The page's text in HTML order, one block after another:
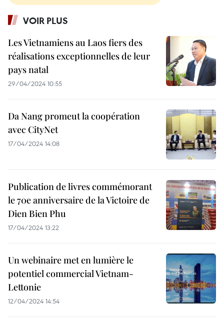
VOIR PLUS
Les Vietnamiens au Laos fiers des
réalisations exceptionnelles de leur
pays natal
29/04/2024 10:55
Da Nang promeut la coopération
avec CityNet
17/04/2024 14:08
Publication de livres commémorant
le 70e anniversaire de la Victoire de
Dien Bien Phu
17/04/2024 13:22
Un webinaire met en lumière le
potentiel commercial Vietnam-
Lettonie
12/04/2024 14:54